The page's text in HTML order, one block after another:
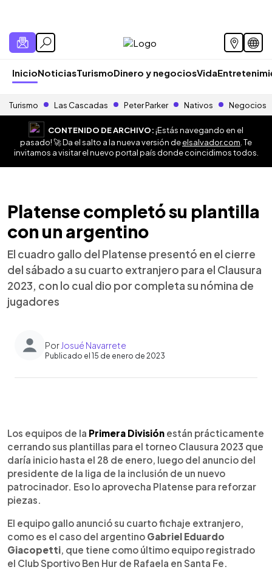
InicioNoticiasTurismoDinero y negociosVida
Turismo Las Cascadas Peter Parker Nativos Negocios
CONTENIDO DE ARCHIVO:¡Estás navegando en el
pasado! 🚀 Da el salto a la nueva versión deelsalvador.com . Te
invitamos a visitar el nuevo portal país donde coincidimos todos.
Platense completó su plantilla
con un argentino
El cuadro gallo del Platense presentó en el cierre
del sábado a su cuarto extranjero para el Clausura
2023, con lo cual dio por completa su nómina de
jugadores
Por Josué Navarrete
Publicado el 15 de enero de 2023
► Escuchar artículo
Los equipos de la Primera División están prácticamente
cerrando sus plantillas para el torneo Clausura 2023 que
daría inicio hasta el 28 de enero, luego del anuncio del
presidente de la liga de la inclusión de un nuevo
patrocinador. Eso lo aprovecha Platense para reforzar
piezas.
El equipo gallo anunció su cuarto fichaje extranjero,
como es el caso del argentino Gabriel Eduardo
Giacopetti, que tiene como último equipo registrado
el Club Sportivo Ben Hur de Rafaela en Santa Fe.